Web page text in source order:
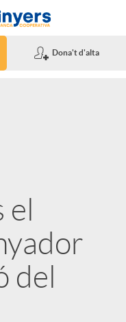
Dona't d'alta
del